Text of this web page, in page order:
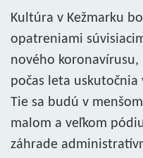
Kultúra v Kežmarku
opatreniami
nového
počas leta
Tie sa budú v
malom a veľkom
záhrade